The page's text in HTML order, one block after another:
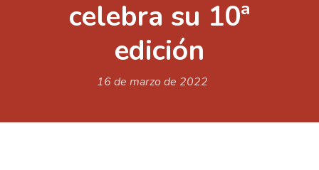
celebra su 10ª
edición
16 de marzo de 2022